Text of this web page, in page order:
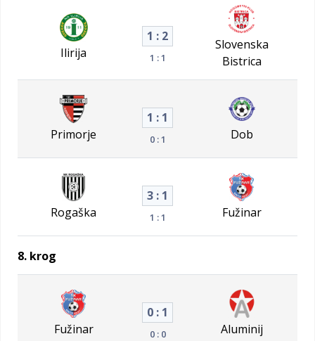
Ilirija
1 : 2
1 : 1
Slovenska
Bistrica
Primorje
1 : 1
0 : 1 Dob
Rogaška
3 : 1
1 : 1 Fužinar
8. krog
Fužinar
0 : 1
0 : 0 Aluminij